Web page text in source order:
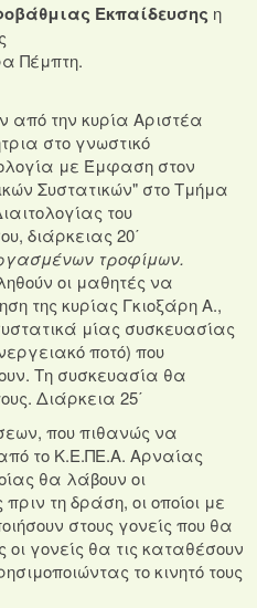
Εκπαίδευσης η
Πέμπτη.
από την κυρία Αριστέα
στο γνωστικό
με Έμφαση στον
Συστατικών" στο Τμήμα
του
διάρκειας 20΄
τροφίμων.
οι μαθητές να
της κυρίας Γκιοξάρη Α.,
μίας συσκευασίας
ποτό) που
Τη συσκευασία θα
Διάρκεια 25΄
που πιθανώς να
το Κ.Ε.ΠΕ.Α. Αρναίας
θα λάβουν οι
τη δράση, οι οποίοι με
στους γονείς που θα
οι γονείς θα τις καταθέσουν
το κινητό τους